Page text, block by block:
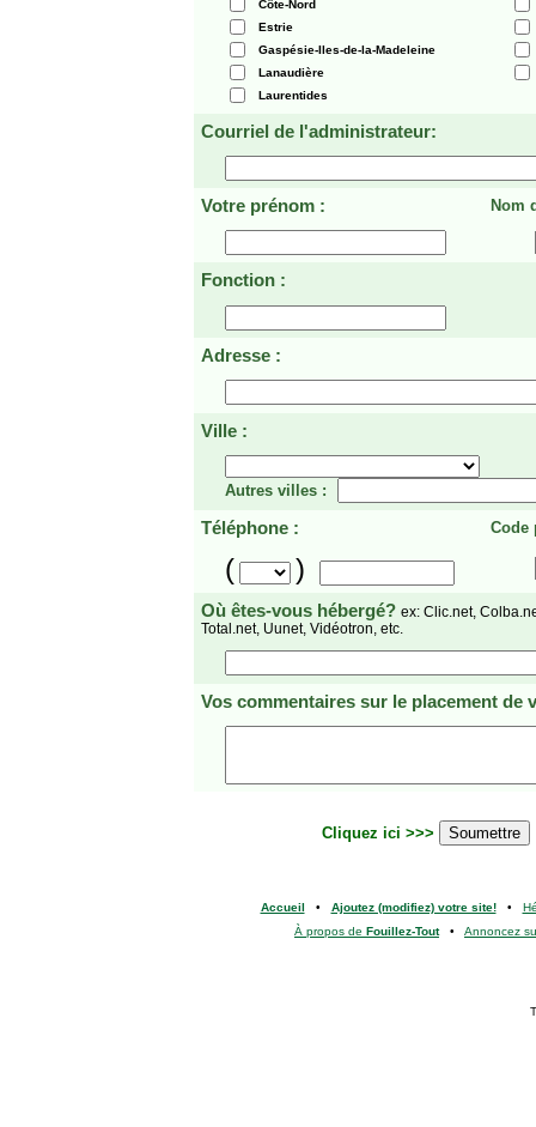
Côte-Nord
Estrie
Gaspésie-Iles-de-la-Madeleine
Lanaudière
Laurentides
Courriel de l'administrateur:
Votre prénom : Nom
Fonction :
Adresse :
Ville :
Autres villes :
Téléphone : Code
( )
Où êtes-vous hébergé? ex: Clic.net,
Total.net, Uunet, Vidéotron, etc.
Vos commentaires sur le placement de
Cliquez ici >>>
Accueil • Ajoutez (modifiez) votre site!•
À propos de Fouillez-Tout• Annoncez